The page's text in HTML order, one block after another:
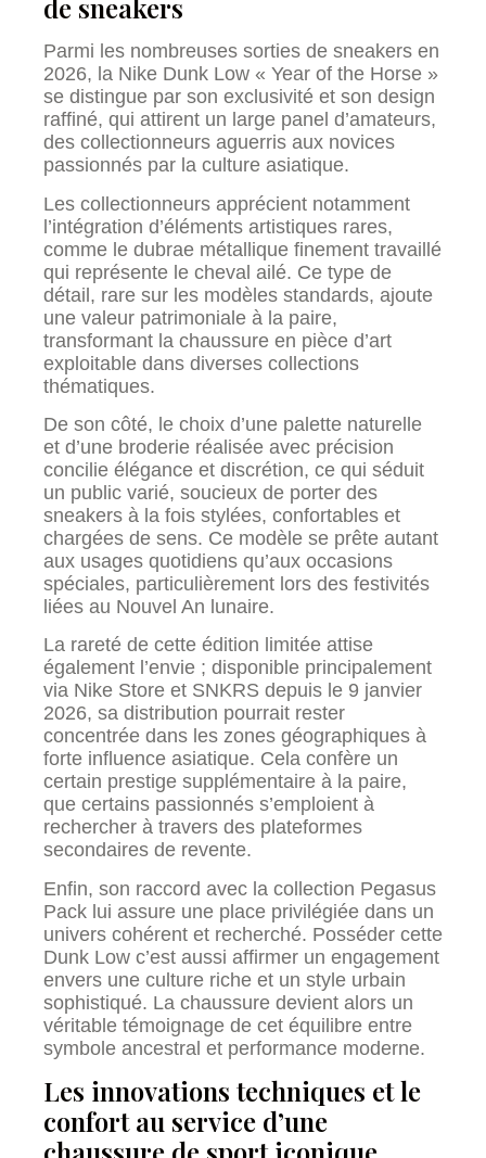
de sneakers
Parmi les nombreuses sorties de sneakers en
2026, la Nike Dunk Low « Year of the Horse »
se distingue par son exclusivité et son design
raffiné, qui attirent un large panel d’amateurs,
des collectionneurs aguerris aux novices
passionnés par la culture asiatique.
Les collectionneurs apprécient notamment
l’intégration d’éléments artistiques rares,
comme le dubrae métallique finement travaillé
qui représente le cheval ailé. Ce type de
détail, rare sur les modèles standards, ajoute
une valeur patrimoniale à la paire,
transformant la chaussure en pièce d’art
exploitable dans diverses collections
thématiques.
De son côté, le choix d’une palette naturelle
et d’une broderie réalisée avec précision
concilie élégance et discrétion, ce qui séduit
un public varié, soucieux de porter des
sneakers à la fois stylées, confortables et
chargées de sens. Ce modèle se prête autant
aux usages quotidiens qu’aux occasions
spéciales, particulièrement lors des festivités
liées au Nouvel An lunaire.
La rareté de cette édition limitée attise
également l’envie ; disponible principalement
via Nike Store et SNKRS depuis le 9 janvier
2026, sa distribution pourrait rester
concentrée dans les zones géographiques à
forte influence asiatique. Cela confère un
certain prestige supplémentaire à la paire,
que certains passionnés s’emploient à
rechercher à travers des plateformes
secondaires de revente.
Enfin, son raccord avec la collection Pegasus
Pack lui assure une place privilégiée dans un
univers cohérent et recherché. Posséder cette
Dunk Low c’est aussi affirmer un engagement
envers une culture riche et un style urbain
sophistiqué. La chaussure devient alors un
véritable témoignage de cet équilibre entre
symbole ancestral et performance moderne.
Les innovations techniques et le
confort au service d’une